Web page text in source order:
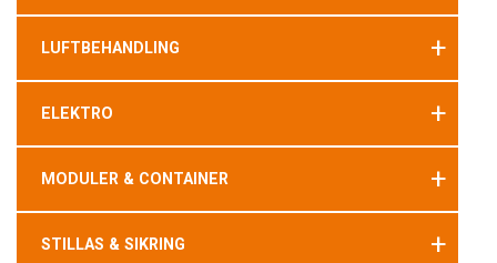
LUFTBEHANDLING +
ELEKTRO +
MODULER & CONTAINER +
STILLAS & SIKRING +